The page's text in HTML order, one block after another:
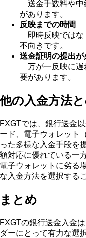
送金手数料や中
があります。
反映までの時間
即時反映ではな
不向きです。
送金証明の提出
万が一反映に遅
要があります。
他の入金方法
FXGTでは、銀行送金
ード、電子ウォレット
った多様な入金手段を
額対応に優れている一
電子ウォレットに劣る
な入金方法を選択する
まとめ
FXGTの銀行送金入金
ダーにとって有力な選